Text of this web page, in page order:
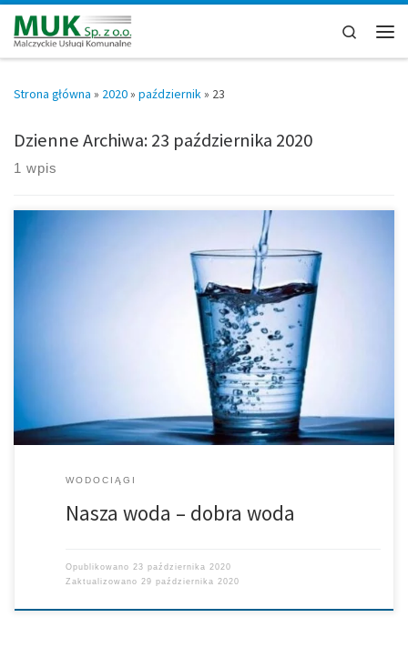
Przejdź do treści
Search
Strona główna » 2020» październik» 23
Dzienne Archiwa:23 października 2020
1 wpis
Szanowni Mieszkańcy Malczyc i Chomiąży. Odbiorcy naszej wody.
Przedstawiamy Państwu tutaj komunikat Państwowego Inspektora
Sanitarnego, dotyczący jej jakości. Sprawa może nie jest z ostatniej
chwili, ale pokazuje, że na bieżąco reagujemy na najdrobniejsze
problemy i szybko przywracamy najwyższe parametry tego
życiodajnego płynu – gdy czasem zdarzy się ich zachwianie.
WODOCIĄGI
Nasza woda – dobra woda
Opublikowano 23 października 2020
Zaktualizowano 29 października 2020